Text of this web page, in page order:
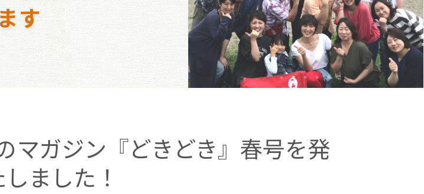
す
マガジン『どきどき』春号を発
ました！